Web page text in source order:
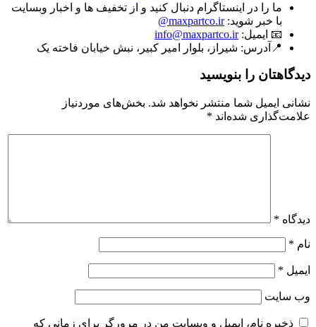
ما را در اینستاگرام دنبال کنید و از تخفیف ها و اخبار وبسایت
با خبر شوید:maxpartco.ir@
📧 ایمیل:info@maxpartco.ir
📍آدرس: شیراز، بلوار امیر کبیر، نبش خیابان فاخته یک
دیدگاهتان را بنویسید
نشانی ایمیل شما منتشر نخواهد شد. بخش‌های موردنیاز
علامت‌گذاری شده‌اند *
دیدگاه *
نام *
ایمیل *
وب‌ سایت
ذخیره نام، ایمیل و وبسایت من در مرورگر برای زمانی که